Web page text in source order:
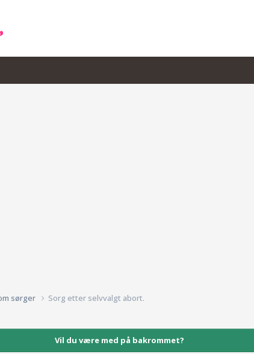
sørger Sorg etter selvvalgt abort.
Vil du være med på bakrommet?